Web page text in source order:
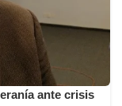
ante crisis